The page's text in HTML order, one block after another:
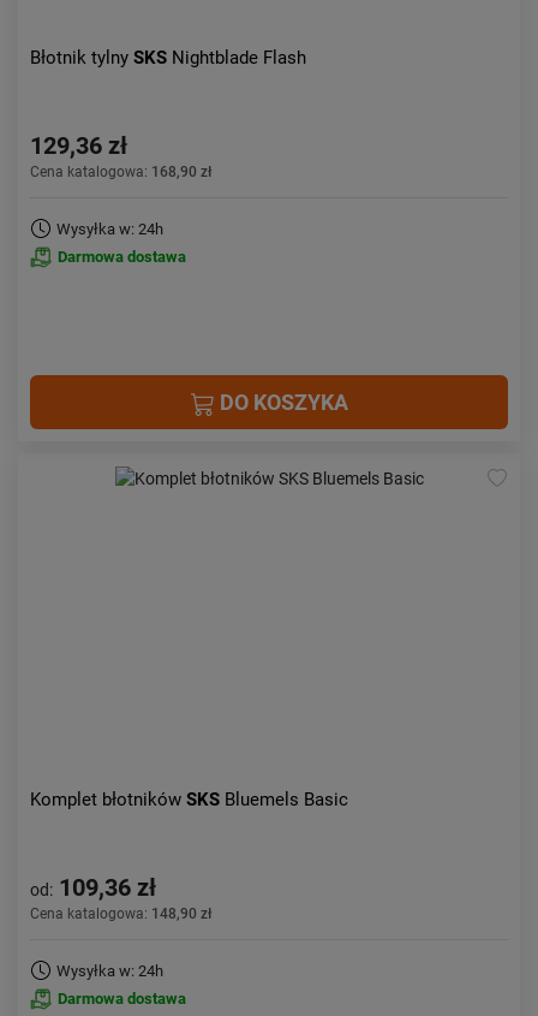
Błotnik tylny SKS Nightblade Flash
129,36 zł
Cena katalogowa: 168,90 zł
Wysyłka w: 24h
Darmowa dostawa
DO KOSZYKA
Komplet błotników SKS Bluemels Basic
od: 109,36 zł
Cena katalogowa: 148,90 zł
Wysyłka w: 24h
Darmowa dostawa